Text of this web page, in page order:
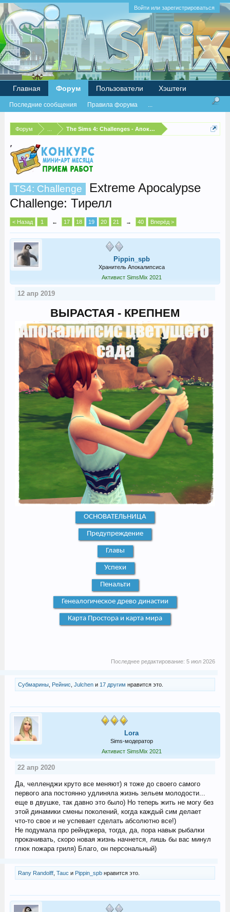
Войти или зарегистрироваться
Форум The Sims 4: Challenges - Апокалипсис
TS4: Challenge
Extreme Apocalypse
Challenge: Тирелл
< Назад 1 ← 17 18 19 20 21 → 40 Вперёд >
Pippin_spb
Хранитель Апокалипсиса
Активист SimsMix 2021
12 апр 2019
ВЫРАСТАЯ - КРЕПНЕМ
ОСНОВАТЕЛЬНИЦА
Предупреждение
Главы
Успехи
Пенальти
Генеалогическое древо династии
Карта Простора и карта мира
Последнее редактирование:5 июл 2026
Субмарины, Рейнис Julchenи 17 другим нравится это.
Lora
Sims-модератор
Активист SimsMix 2021
22 апр 2020
Да, челленджи круто все меняют) я тоже до своего самого
первого апа постоянно удлиняла жизнь зельем молодости...
еще в двушке, так давно это было) Но теперь жить не могу без
этой динамики смены поколений, когда каждый сим делает
что-то свое и не успевает сделать абсолютно все!)
Не подумала про рейнджера, тогда, да, пора навык рыбалки
прокачивать, скоро новая жизнь начнется, лишь бы вас минул
глюк пожара гриля) Благо, он персональный)
Rany Randolff, Tauc и Pippin_spbнравится это.
Главная Форум
Последние сообщения Правила форума ...
Пользователи Хэштеги